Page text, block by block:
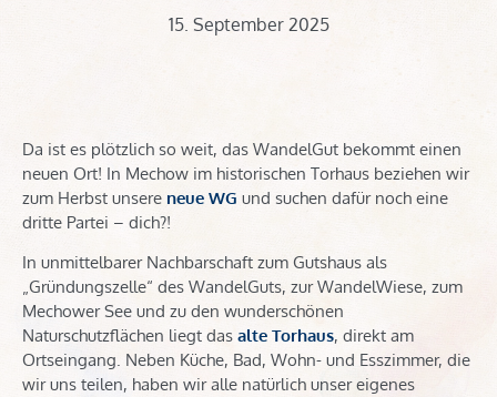
15. September 2025
Da ist es plötzlich so weit, das WandelGut bekommt einen
neuen Ort! In Mechow im historischen Torhaus beziehen wir
zum Herbst unsere neue WG und suchen dafür noch eine
dritte Partei – dich?!
In unmittelbarer Nachbarschaft zum Gutshaus als
„Gründungszelle“ des WandelGuts, zur WandelWiese, zum
Mechower See und zu den wunderschönen
Naturschutzflächen liegt das alte Torhaus, direkt am
Ortseingang. Neben Küche, Bad, Wohn- und Esszimmer, die
wir uns teilen, haben wir alle natürlich unser eigenes